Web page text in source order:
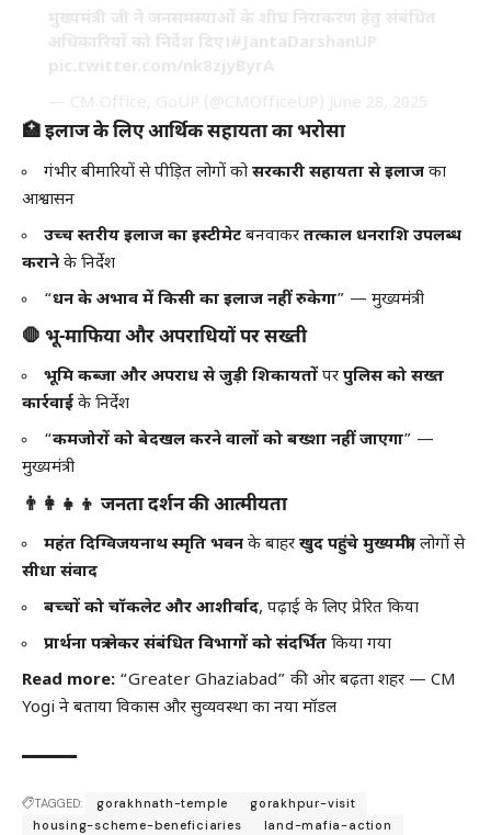
🏥इलाज के लिए आर्थिक सहायता का भरोसा
गंभीर बीमारियों से पीड़ित लोगों को सरकारी सहायता से इलाज का
आश्वासन
उच्च स्तरीय इलाज का इस्टीमेट बनवाकर तत्काल धनराशि उपलब्ध
कराने के निर्देश
“धन के अभाव में किसी का इलाज नहीं रुकेगा” — मुख्यमंत्री
🛑 भू-माफिया और अपराधियों पर सख्ती
भूमि कब्जा और अपराध से जुड़ी शिकायतों पर पुलिस को सख्त
कार्रवाई के निर्देश
“कमजोरों को बेदखल करने वालों को बख्शा नहीं जाएगा” —
मुख्यमंत्री
👨‍👩‍👧‍👦 जनता दर्शन की आत्मीयता
महंत दिग्विजयनाथ स्मृति भवन के बाहर खुद पहुंचे मुख्यमंत्री, लोगों से
सीधा संवाद
बच्चों को चॉकलेट और आशीर्वाद, पढ़ाई के लिए प्रेरित किया
प्रार्थना पत्र लेकर संबंधित विभागों को संदर्भित किया गया
Read more: “Greater Ghaziabad” की ओर बढ़ता शहर — CM
Yogi ने बताया विकास और सुव्यवस्था का नया मॉडल
TAGGED: gorakhnath-temple
gorakhpur-visit
housing-scheme-beneficiaries
land-mafia-action